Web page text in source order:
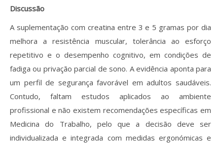
Discussão
A suplementação com creatina entre 3 e 5 gramas por dia
melhora a resistência muscular, tolerância ao esforço
repetitivo e o desempenho cognitivo, em condições de
fadiga ou privação parcial de sono. A evidência aponta para
um perfil de segurança favorável em adultos saudáveis.
Contudo, faltam estudos aplicados ao ambiente
profissional e não existem recomendações específicas em
Medicina do Trabalho, pelo que a decisão deve ser
individualizada e integrada com medidas ergonómicas e